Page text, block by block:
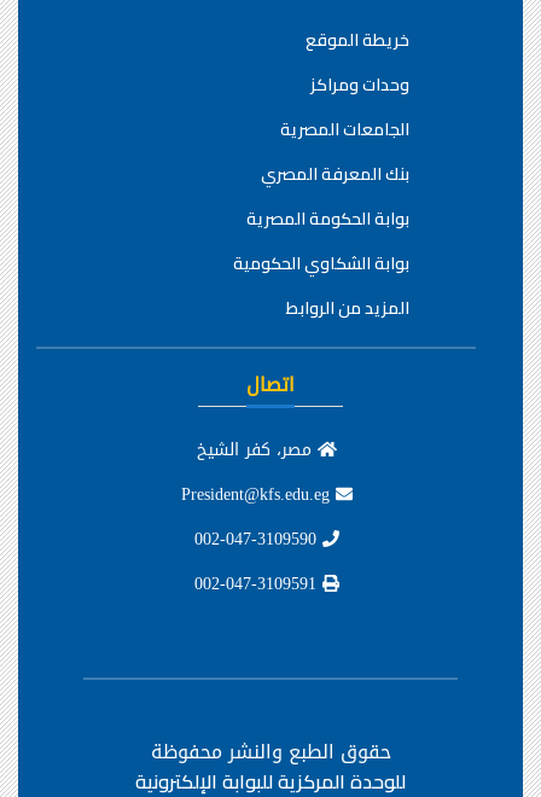
خريطة الموقع
وحدات ومراكز
الجامعات المصرية
بنك المعرفة المصري
بوابة الحكومة المصرية
بوابة الشكاوي الحكومية
المزيد من الروابط
اتصال
مصر، كفر الشيخ
حقوق الطبع والنشر محفوظة
للوحدة المركزية للبوابة الإلكترونية